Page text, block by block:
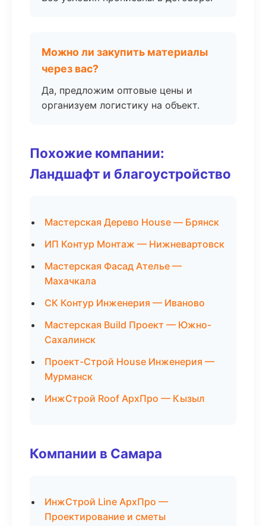
Можно ли закупить материалы
через вас?
Да, предложим оптовые цены и
организуем логистику на объект.
Похожие компании:
Ландшафт и благоустройство
Мастерская Дерево House — Брянск
ИП Контур Монтаж — Нижневартовск
Мастерская Фасад Ателье —
Махачкала
СК Контур Инженерия — Иваново
Мастерская Build Проект — Южно-
Сахалинск
Проект-Строй House Инженерия —
Мурманск
ИнжСтрой Roof АрхПро — Кызыл
Компании в Самара
ИнжСтрой Line АрхПро —
Проектирование и сметы